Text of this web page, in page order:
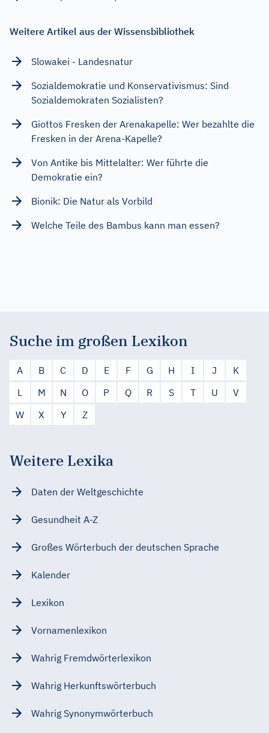
Weitere Artikel aus der Wissensbibliothek
Slowakei - Landesnatur
Sozialdemokratie und Konservativismus: Sind
Sozialdemokraten Sozialisten?
Giottos Fresken der Arenakapelle: Wer bezahlte die
Fresken in der Arena-Kapelle?
Von Antike bis Mittelalter: Wer führte die
Demokratie ein?
Bionik: Die Natur als Vorbild
Welche Teile des Bambus kann man essen?
Suche im großen Lexikon
A B C D E F G H I J
K
L
M N O P Q R S T U
V
W
X Y Z
Weitere Lexika
Daten der Weltgeschichte
Gesundheit A-Z
Großes Wörterbuch der deutschen Sprache
Kalender
Lexikon
Vornamenlexikon
Wahrig Fremdwörterlexikon
Wahrig Herkunftswörterbuch
Wahrig Synonymwörterbuch